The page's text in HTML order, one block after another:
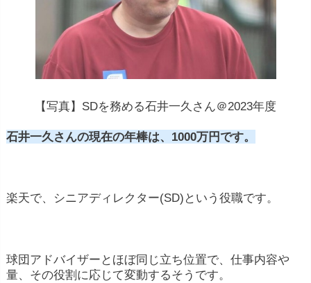
【写真】SDを務める石井一久さん＠2023年度
石井一久さんの現在の年棒は、1000万円です。
楽天で、シニアディレクター(SD)という役職です。
球団アドバイザーとほぼ同じ立ち位置で、仕事内容や
量、その役割に応じて変動するそうです。